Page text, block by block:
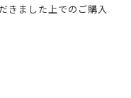
きました上でのご購入